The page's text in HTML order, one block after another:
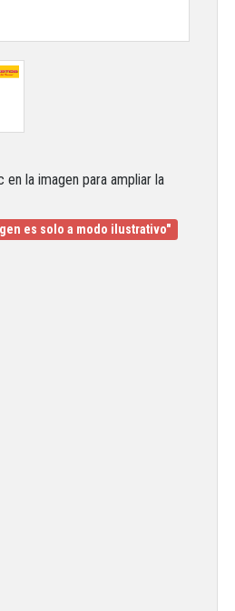
en la imagen para ampliar la
es solo a modo ilustrativo"